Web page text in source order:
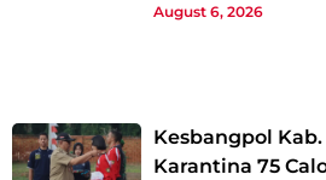
August 6, 2026
Kesbangpol
Karantina 75